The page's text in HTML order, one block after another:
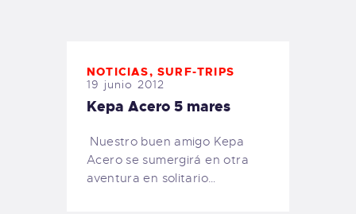
NOTICIAS,SURF-TRIPS
19 junio 2012
Kepa Acero 5 mares
Nuestro buen amigo Kepa
Acero se sumergirá en otra
aventura en solitario…